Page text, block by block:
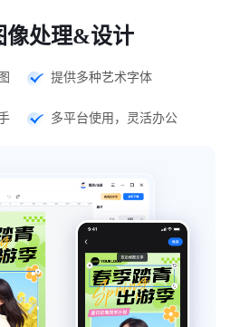
像处理&设计
提供多种艺术字体
多平台使用，灵活办公